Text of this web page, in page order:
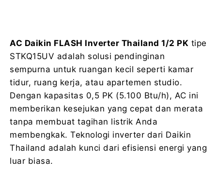
AC Daikin FLASH Inverter Thailand 1/2 PK tipe
STKQ15UV adalah solusi pendinginan
sempurna untuk ruangan kecil seperti kamar
tidur, ruang kerja, atau apartemen studio.
Dengan kapasitas 0,5 PK (5.100 Btu/h), AC ini
memberikan kesejukan yang cepat dan merata
tanpa membuat tagihan listrik Anda
membengkak. Teknologi inverter dari Daikin
Thailand adalah kunci dari efisiensi energi yang
luar biasa.